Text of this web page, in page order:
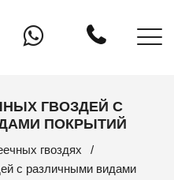
Whatsapp
ГВОЗДЕЙ С
ПОКРЫТИЙ
гвоздях
с различными видами